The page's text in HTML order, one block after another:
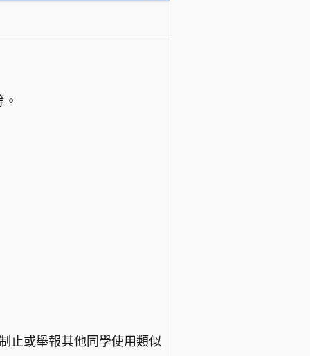
止或舉報其他同學使用類似